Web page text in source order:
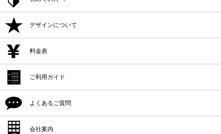
ご注文方法
追加注文・再注文
デザインについて
デザイン作成
デザイン入稿
プリント方法
料金表
デザイン作成
デザイン入稿
プリント方法
ご利用ガイド
シルクプリント料金
インクジェットプリント料金
よくあるご質問
配送・納期
会社案内